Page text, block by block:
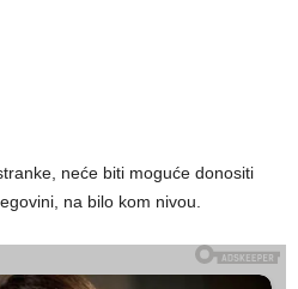
neće biti moguće donositi
na bilo kom nivou.